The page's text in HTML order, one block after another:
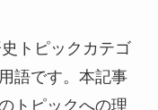
トピックカテゴ
語です。本記事
トピックへの理